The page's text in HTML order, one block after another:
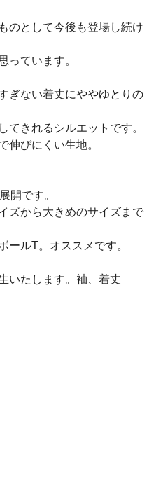
のとして今後も登場し続け
っています。
ぎない着丈にややゆとりの
てきれるシルエットです。
伸びにくい生地。
開です。
ズから大きめのサイズまで
ールT。オススメです。
いたします。袖、着丈